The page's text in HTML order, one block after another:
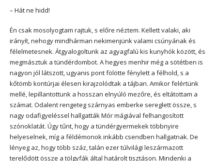
– Hát ne hidd!
Én csak mosolyogtam rajtuk, s előre néztem. Kellett valaki, aki
irányít, nehogy mindhárman nekimenjünk valami csúnyának és
félelmetesnek. Átgyalogoltunk az agyagfalú kis kunyhók között, és
megmásztuk a tündérdombot. A hegyes menhir még a sötétben is
nagyon jól látszott, ugyanis pont fölötte fénylett a félhold, s a
kőtömb kontúrjai élesen kirajzolódtak a tájban. Amikor felértünk
mellé, lepillantottunk a hosszan elnyúló mezőre, és eltátottam a
számat. Odalent rengeteg szárnyas emberke sereglett össze, s
nagy odafigyeléssel hallgatták Mór mágiával felhangosított
szónoklatát. Úgy tűnt, hogy a tündérgyermekek többnyire
helyeselnek, míg a féldémonok inkább csendben hallgatnak. De
lényeg az, hogy több száz, talán ezer túlvilági leszármazott
terelődött össze a tölgyfák által határolt tisztáson. Mindenki a